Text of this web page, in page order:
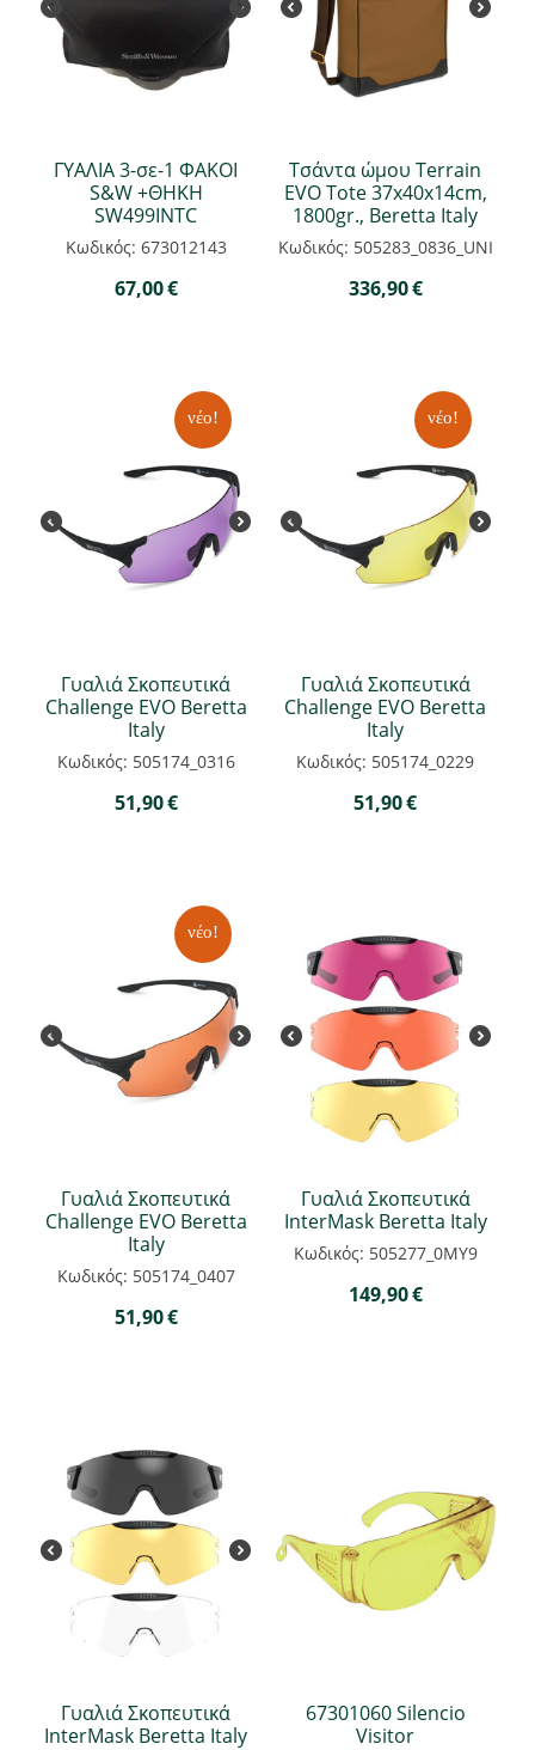
ΓΥΑΛΙΑ 3-σε-1 ΦΑΚΟΙ
S&W +ΘΗΚΗ
SW499INTC
Κωδικός: 673012143
67,00€
Τσάντα ώμου Terrain
EVO Tote 37x40x14cm,
1800gr., Beretta Italy
Κωδικός: 505283_0836_UNI
336,90€
νέο!
Γυαλιά Σκοπευτικά
Challenge EVO Beretta
Italy
Κωδικός: 505174_0316
51,90€
νέο!
Γυαλιά Σκοπευτικά
Challenge EVO Beretta
Italy
Κωδικός: 505174_0229
51,90€
νέο!
Γυαλιά Σκοπευτικά
Challenge EVO Beretta
Italy
Κωδικός: 505174_0407
51,90€
Γυαλιά Σκοπευτικά
InterMask Beretta Italy
Κωδικός: 505277_0MY9
149,90€
Γυαλιά Σκοπευτικά
InterMask Beretta Italy
67301060 Silencio
Visitor